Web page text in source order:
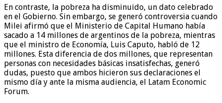
En contraste, la pobreza ha disminuido, un dato celebrado
en el Gobierno. Sin embargo, se generó controversia cuando
Milei afirmó que el Ministerio de Capital Humano había
sacado a 14 millones de argentinos de la pobreza, mientras
que el ministro de Economía, Luis Caputo, habló de 12
millones. Esta diferencia de dos millones, que representan
personas con necesidades básicas insatisfechas, generó
dudas, puesto que ambos hicieron sus declaraciones el
mismo día y ante la misma audiencia, el Latam Economic
Forum.